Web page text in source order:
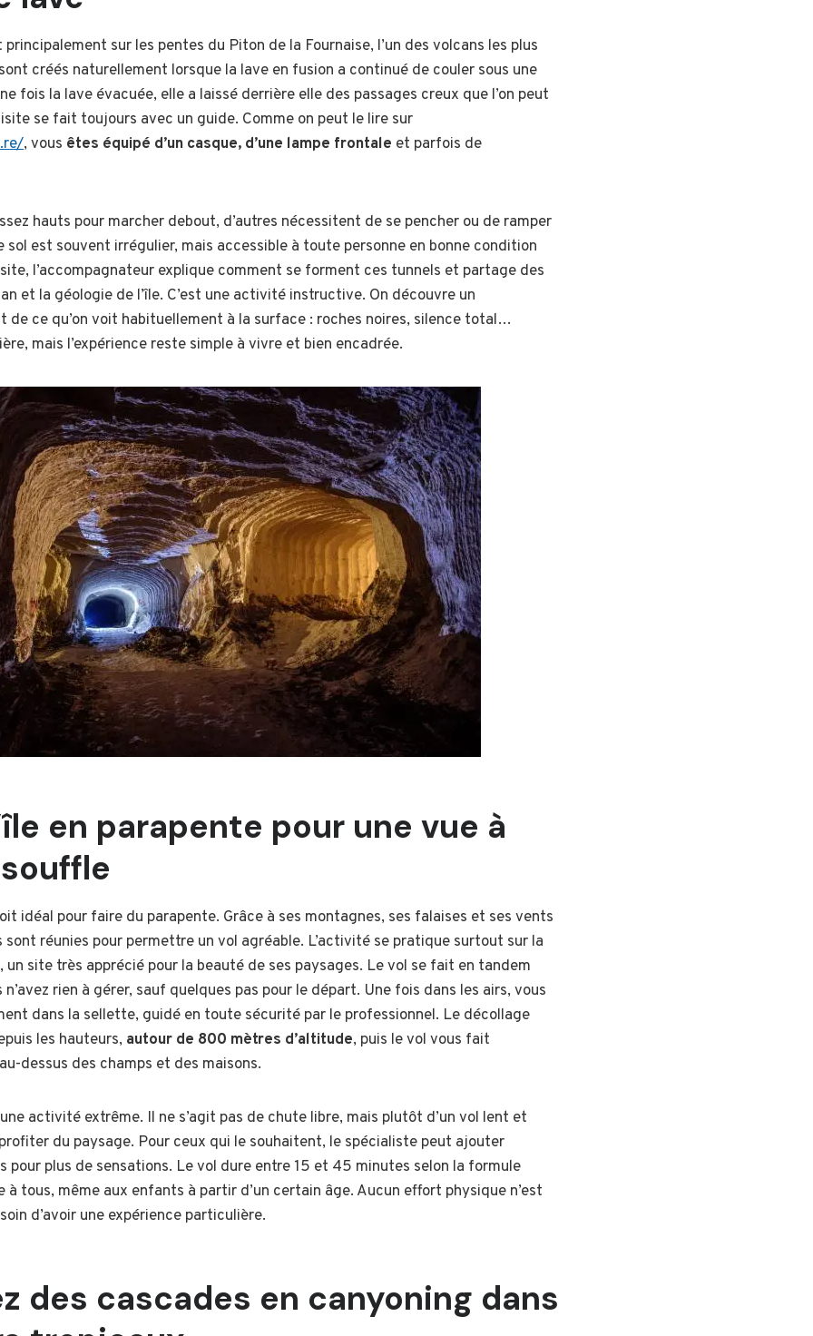
sur les pentes du Piton de la Fournaise, l’un des volcans les plus
créés naturellement lorsque la lave en fusion a continué de couler sous une
fois la lave évacuée, elle a laissé derrière elle des passages creux que l’on peut
se fait toujours avec un guide. Comme on peut le lire sur
, vous êtes équipé d’un casque, d’une lampe frontale et parfois de
hauts pour marcher debout, d’autres nécessitent de se pencher ou de ramper
sol est souvent irrégulier, mais accessible à toute personne en bonne condition
l’accompagnateur explique comment se forment ces tunnels et partage des
et la géologie de l’île. C’est une activité instructive. On découvre un
de ce qu’on voit habituellement à la surface : roches noires, silence total…
mais l’expérience reste simple à vivre et bien encadrée.
en parapente pour une vue à
idéal pour faire du parapente. Grâce à ses montagnes, ses falaises et ses vents
réunies pour permettre un vol agréable. L’activité se pratique surtout sur la
site très apprécié pour la beauté de ses paysages. Le vol se fait en tandem
rien à gérer, sauf quelques pas pour le départ. Une fois dans les airs, vous
dans la sellette, guidé en toute sécurité par le professionnel. Le décollage
les hauteurs, autour de 800 mètres d’altitude, puis le vol vous fait
dessus des champs et des maisons.
activité extrême. Il ne s’agit pas de chute libre, mais plutôt d’un vol lent et
du paysage. Pour ceux qui le souhaitent, le spécialiste peut ajouter
pour plus de sensations. Le vol dure entre 15 et 45 minutes selon la formule
à tous, même aux enfants à partir d’un certain âge. Aucun effort physique n’est
d’avoir une expérience particulière.
des cascades en canyoning dans